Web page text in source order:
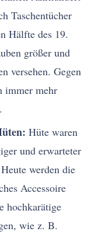
Taschentücher
Hälfte des 19.
größer und
versehen. Gegen
immer mehr
Hüte waren
und erwarteter
werden die
Accessoire
hochkarätige
wie z. B.